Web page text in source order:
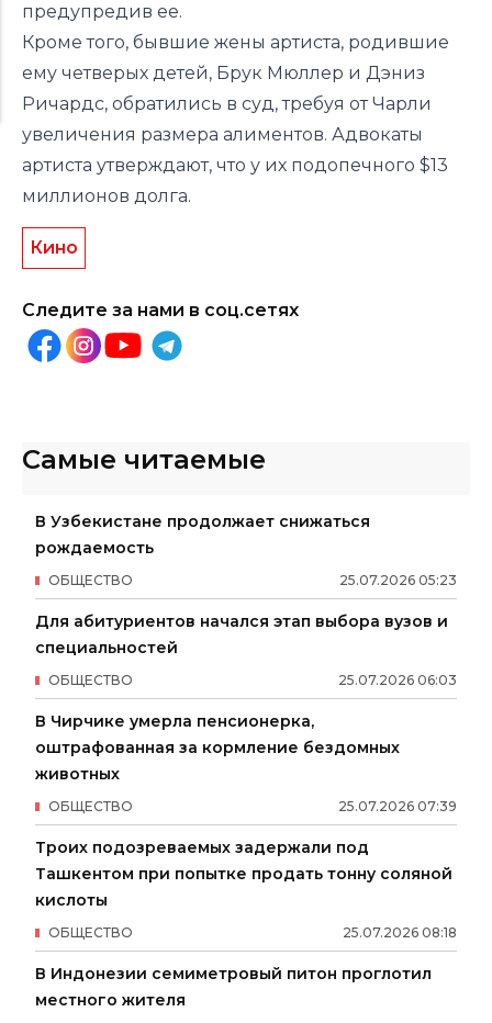
предупредив ее.
Кроме того, бывшие жены артиста, родившие
ему четверых детей, Брук Мюллер и Дэниз
Ричардс, обратились в суд, требуя от Чарли
увеличения размера алиментов. Адвокаты
артиста утверждают, что у их подопечного $13
миллионов долга.
Кино
Следите за нами в соц.сетях
Самые читаемые
В Узбекистане продолжает снижаться
рождаемость
25.07.2026 05:23
ОБЩЕСТВО
Для абитуриентов начался этап выбора вузов и
специальностей
25.07.2026 06:03
ОБЩЕСТВО
В Чирчике умерла пенсионерка,
оштрафованная за кормление бездомных
животных
25.07.2026 07:39
ОБЩЕСТВО
Троих подозреваемых задержали под
Ташкентом при попытке продать тонну соляной
кислоты
25.07.2026 08:18
ОБЩЕСТВО
В Индонезии семиметровый питон проглотил
местного жителя